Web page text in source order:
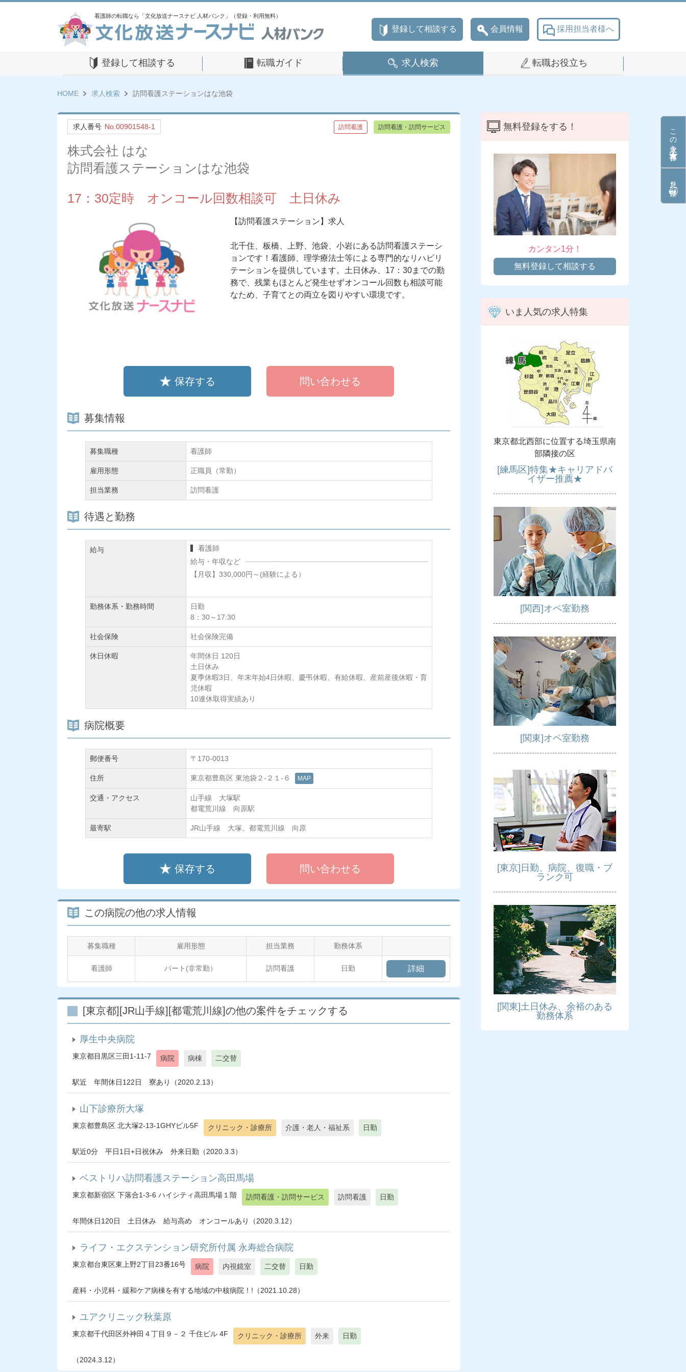
看護師の転職なら「文化放送ナースナビ 人材バンク」（登録・利用無料）
登録して相談する 会員情報 採用担当者様へ
登録して相談する 転職ガイド 求人検索 転職お役立ち
この求人を保存
見た条件
HOME 求人検索 訪問看護ステーションはな池袋
求人番号 No.00901548-1 訪問看護 訪問看護・訪問サービス
株式会社 はな
訪問看護ステーションはな池袋
17：30定時 オンコール回数相談可 土日休み
【訪問看護ステーション】求人
北千住、板橋、上野、池袋、小岩にある訪問看護ステーシ
ョンです！看護師、理学療法士等による専門的なリハビリ
テーションを提供しています。土日休み、17：30までの勤
務で、残業もほとんど発生せずオンコール回数も相談可能
なため、子育てとの両立を図りやすい環境です。
保存する 問い合わせる
募集情報
募集職種 看護師
雇用形態 正職員（常勤）
担当業務 訪問看護
待遇と勤務
給与
看護師
給与・年収など
【月収】330,000円～(経験による）
勤務体系・勤務時間
日勤
8：30～17:30
社会保険 社会保険完備
休日休暇
年間休日 120日
土日休み
夏季休暇3日、年末年始4日休暇、慶弔休暇、有給休暇、産前産後休暇・育
児休暇
10連休取得実績あり
病院概要
郵便番号 〒170-0013
住所 東京都豊島区 東池袋２-２１-６ MAP
交通・アクセス
山手線 大塚駅
都電荒川線 向原駅
最寄駅 JR山手線 大塚、都電荒川線 向原
保存する 問い合わせる
この病院の他の求人情報
募集職種 雇用形態 担当業務 勤務体系
看護師 パート(非常勤） 訪問看護 日勤 詳細
[東京都][JR山手線][都電荒川線]の他の案件をチェックする
厚生中央病院
東京都目黒区三田1-11-7 病院 病棟 二交替
駅近 年間休日122日 寮あり（2020.2.13）
山下診療所大塚
東京都豊島区 北大塚2-13-1GHYビル5F クリニック・診療所 介護・老人・福祉系 日勤
駅近0分 平日1日+日祝休み 外来日勤（2020.3.3）
ベストリハ訪問看護ステーション高田馬場
東京都新宿区 下落合1-3-6 ハイシティ高田馬場１階 訪問看護・訪問サービス 訪問看護 日勤
年間休日120日 土日休み 給与高め オンコールあり（2020.3.12）
ライフ・エクステンション研究所付属 永寿総合病院
東京都台東区東上野2丁目23番16号 病院 内視鏡室 二交替 日勤
産科・小児科・緩和ケア病棟を有する地域の中核病院！!（2021.10.28）
ユアクリニック秋葉原
東京都千代田区外神田４丁目９－２ 千住ビル 4F クリニック・診療所 外来 日勤
（2024.3.12）
無料登録をする！
カンタン1分！
無料登録して相談する
いま人気の求人特集
東京都北西部に位置する埼玉県南
部隣接の区
[練馬区]特集★キャリアドバ
イザー推薦★
[関西]オペ室勤務
[関東]オペ室勤務
[東京]日勤、病院、復職・ブ
ランク可
[関東]土日休み、余裕のある
勤務体系